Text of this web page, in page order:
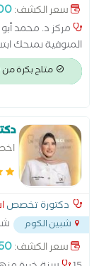
سعر الكشف:
مركز د. محمد أبو
المنوفية نمنحك
أيدي نخبة من
مريض. زراعةمتاح بكرة من 10:00 صباحاً
دكتورة تخصص
شبين الكوم
سعر الكشف: